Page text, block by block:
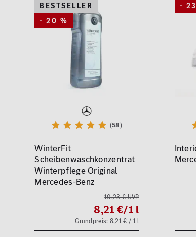
BESTSELLER
- 20 %
(58)
WinterFit
Scheibenwaschkonzentrat
Winterpflege Original
Mercedes-Benz
10,23 € UVP
8,21 €/1 l
Grundpreis: 8,21 € / 1 l
-